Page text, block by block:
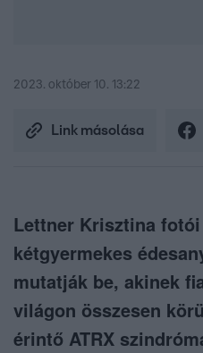
2023. október 10. 13:22
Link másolása
Lettner Krisztina
kétgyermekes
mutatják be, akinek
világon összesen
érintő ATRX